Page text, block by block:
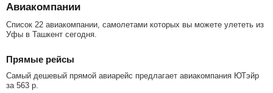
Авиакомпании
Список 22 авиакомпании, самолетами которых вы можете улететь из
Уфы в Ташкент сегодня.
Прямые рейсы
Самый дешевый прямой авиарейс предлагает авиакомпания ЮТэйр
за 563 р